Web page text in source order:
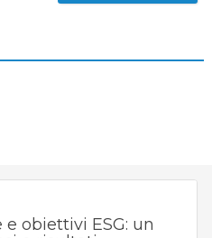
obiettivi ESG: un